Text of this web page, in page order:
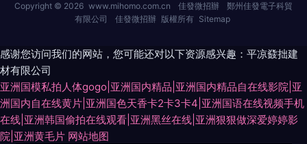
Copyright © 2026 www.mihomo.com.cn 佳發微招辦
鄭州佳發電子科貿
有限公司
佳發微招辦 版權所有 Sitemap
感谢您访问我们的网站，您可能还对以下资源感兴趣：平凉鼗拙建
材有限公司
亚洲国模私拍人体gogo|亚洲国内精品|亚洲国内精品自在线影院|亚
洲国内自在线黄片|亚洲国色天香卡2卡3卡4|亚洲国语在线视频手机
在线|亚洲韩国偷拍在线观看|亚洲黑丝在线|亚洲狠狠做深爱婷婷影
院|亚洲黄毛片 网站地图